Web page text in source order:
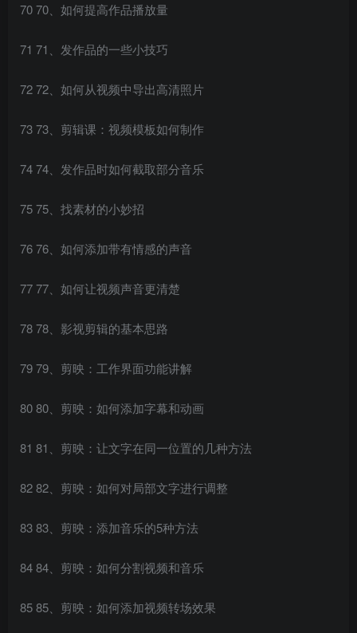
70 70、如何提高作品播放量
71 71、发作品的一些小技巧
72 72、如何从视频中导出高清照片
73 73、剪辑课：视频模板如何制作
74 74、发作品时如何截取部分音乐
75 75、找素材的小妙招
76 76、如何添加带有情感的声音
77 77、如何让视频声音更清楚
78 78、影视剪辑的基本思路
79 79、剪映：工作界面功能讲解
80 80、剪映：如何添加字幕和动画
81 81、剪映：让文字在同一位置的几种方法
82 82、剪映：如何对局部文字进行调整
83 83、剪映：添加音乐的5种方法
84 84、剪映：如何分割视频和音乐
85 85、剪映：如何添加视频转场效果